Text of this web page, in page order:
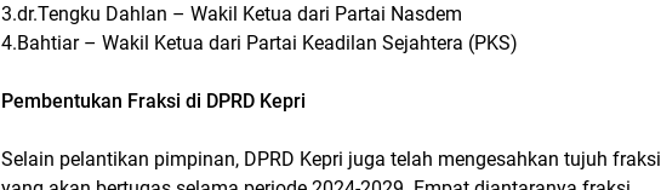
3.dr.Tengku Dahlan – Wakil Ketua dari Partai Nasdem
4.Bahtiar – Wakil Ketua dari Partai Keadilan Sejahtera (PKS)
Pembentukan Fraksi di DPRD Kepri
Selain pelantikan pimpinan, DPRD Kepri juga telah mengesahkan tujuh fraksi